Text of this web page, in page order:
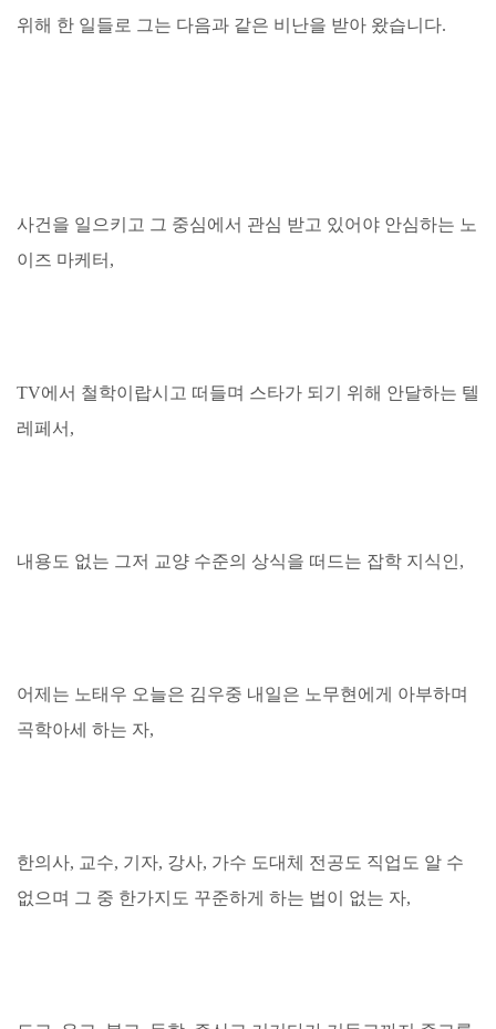
위해 한 일들로 그는 다음과 같은 비난을 받아 왔습니다.
사건을 일으키고 그 중심에서 관심 받고 있어야 안심하는 노
이즈 마케터,
TV에서 철학이랍시고 떠들며 스타가 되기 위해 안달하는 텔
레페서,
내용도 없는 그저 교양 수준의 상식을 떠드는 잡학 지식인,
어제는 노태우 오늘은 김우중 내일은 노무현에게 아부하며
곡학아세 하는 자,
한의사, 교수, 기자, 강사, 가수 도대체 전공도 직업도 알 수
없으며 그 중 한가지도 꾸준하게 하는 법이 없는 자,